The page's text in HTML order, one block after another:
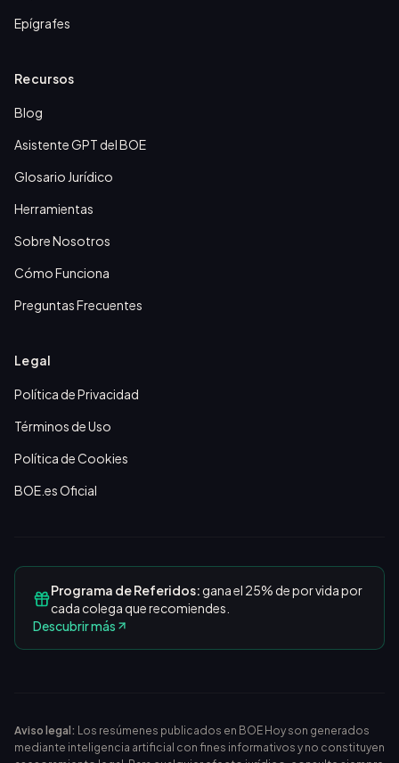
Epígrafes
Recursos
Blog
Asistente GPT del BOE
Glosario Jurídico
Herramientas
Sobre Nosotros
Cómo Funciona
Preguntas Frecuentes
Legal
Política de Privacidad
Términos de Uso
Política de Cookies
BOE.es Oficial
Programa de Referidos:gana el 25% de por vida por
cada colega que recomiendes.
Descubrir más
Aviso legal: Los resúmenes publicados en BOE Hoy son generados
mediante inteligencia artificial con fines informativos y no constituyen